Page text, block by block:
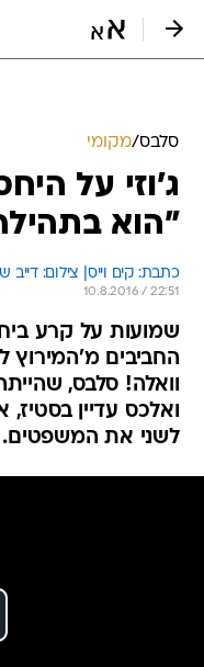
סלבס/מקומי
ג'וזי על
"הוא
כתבת: קים וייס| צילום: דייב
10.8.2016 / 22:51
שמועות על קרע
החביבים מ'המירוץ
וואלה! סלבס,
ואלכס עדיין
לשני את המשפטים.